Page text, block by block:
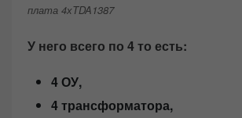
плата 4хTDA1387
У него всего по 4 то есть:
4 ОУ,
4 трансформатора,